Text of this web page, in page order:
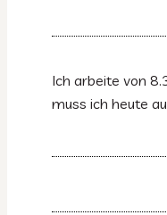
Ich arbeite von
muss ich heute